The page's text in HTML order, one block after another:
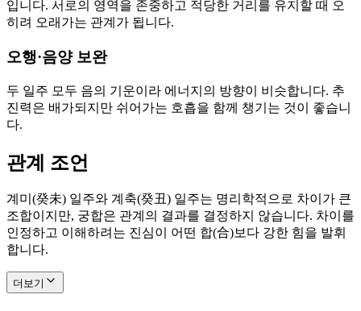
입니다. 서로의 영역을 존중하고 적당한 거리를 유지할 때 오
히려 오래가는 관계가 됩니다.
오행·음양 보완
두 일주 모두 음의 기운이라 에너지의 방향이 비슷합니다. 추
진력은 배가되지만 쉬어가는 호흡을 함께 챙기는 것이 좋습니
다.
관계 조언
계미(癸未) 일주와 계축(癸丑) 일주는 명리학적으로 차이가 큰
조합이지만, 궁합은 관계의 결과를 결정하지 않습니다. 차이를
인정하고 이해하려는 진심이 어떤 합(合)보다 강한 힘을 발휘
합니다.
더보기